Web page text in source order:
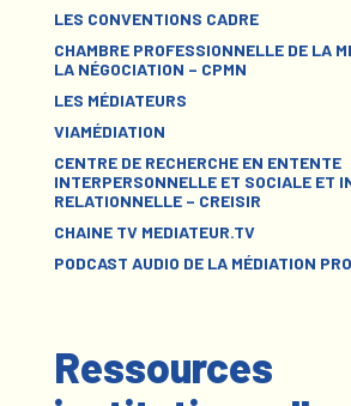
LES CONVENTIONS CADRE
CHAMBRE PROFESSIONNELLE DE LA
LA NÉGOCIATION – CPMN
LES MÉDIATEURS
VIAMÉDIATION
CENTRE DE RECHERCHE EN ENTENTE
INTERPERSONNELLE ET SOCIALE ET
RELATIONNELLE – CREISIR
CHAINE TV MEDIATEUR.TV
PODCAST AUDIO DE LA MÉDIATION
Ressources